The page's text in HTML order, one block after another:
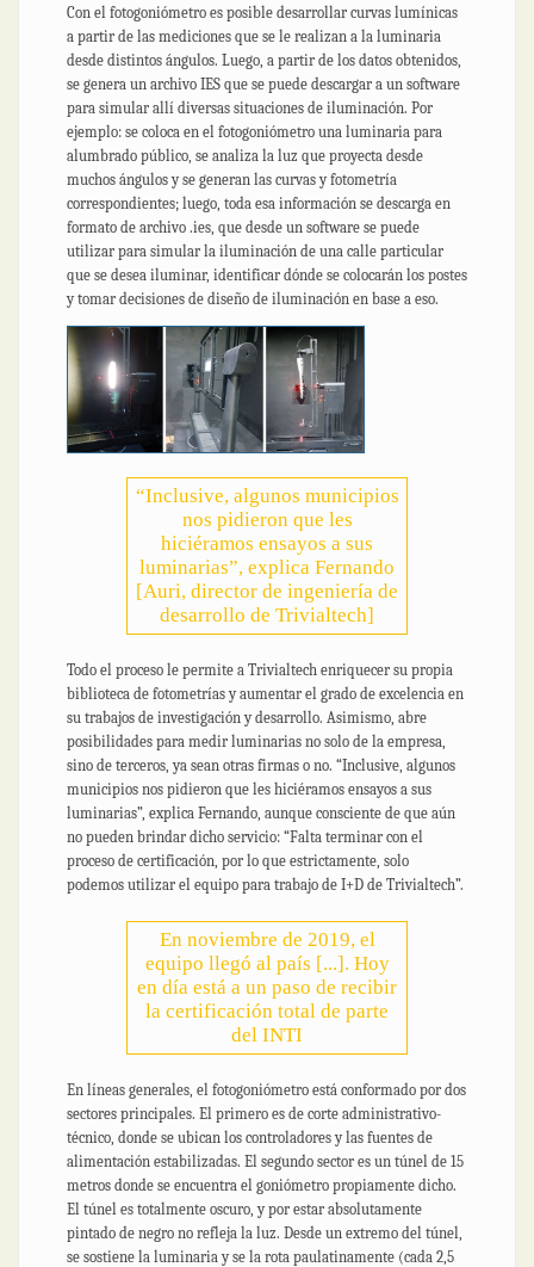
Con el fotogoniómetro es posible desarrollar curvas lumínicas
a partir de las mediciones que se le realizan a la luminaria
desde distintos ángulos. Luego, a partir de los datos obtenidos,
se genera un archivo IES que se puede descargar a un software
para simular allí diversas situaciones de iluminación. Por
ejemplo: se coloca en el fotogoniómetro una luminaria para
alumbrado público, se analiza la luz que proyecta desde
muchos ángulos y se generan las curvas y fotometría
correspondientes; luego, toda esa información se descarga en
formato de archivo .ies, que desde un software se puede
utilizar para simular la iluminación de una calle particular
que se desea iluminar, identificar dónde se colocarán los postes
y tomar decisiones de diseño de iluminación en base a eso.
“Inclusive, algunos municipios
nos pidieron que les
hiciéramos ensayos a sus
luminarias”, explica Fernando
[Auri, director de ingeniería de
desarrollo de Trivialtech]
Todo el proceso le permite a Trivialtech enriquecer su propia
biblioteca de fotometrías y aumentar el grado de excelencia en
su trabajos de investigación y desarrollo. Asimismo, abre
posibilidades para medir luminarias no solo de la empresa,
sino de terceros, ya sean otras firmas o no. “Inclusive, algunos
municipios nos pidieron que les hiciéramos ensayos a sus
luminarias”, explica Fernando, aunque consciente de que aún
no pueden brindar dicho servicio: “Falta terminar con el
proceso de certificación, por lo que estrictamente, solo
podemos utilizar el equipo para trabajo de I+D de Trivialtech”.
En noviembre de 2019, el
equipo llegó al país [...]. Hoy
en día está a un paso de recibir
la certificación total de parte
del INTI
En líneas generales, el fotogoniómetro está conformado por dos
sectores principales. El primero es de corte administrativo-
técnico, donde se ubican los controladores y las fuentes de
alimentación estabilizadas. El segundo sector es un túnel de 15
metros donde se encuentra el goniómetro propiamente dicho.
El túnel es totalmente oscuro, y por estar absolutamente
pintado de negro no refleja la luz. Desde un extremo del túnel,
se sostiene la luminaria y se la rota paulatinamente (cada 2,5